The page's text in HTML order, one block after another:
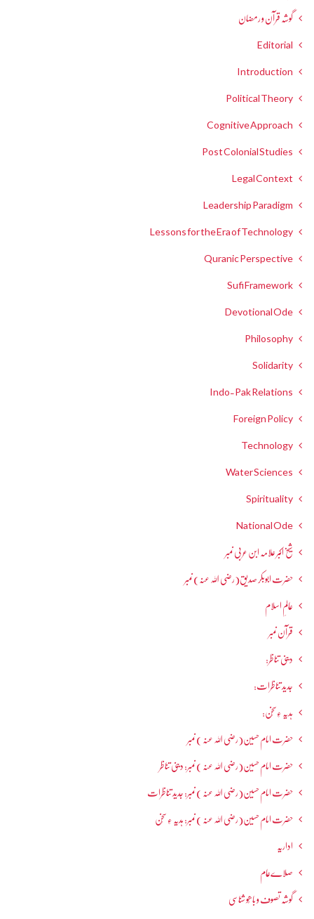
گوشہ قرآن و رمضان
Editorial
Introduction
Political Theory
Cognitive Approach
Post Colonial Studies
Legal Context
Leadership Paradigm
Lessons for the Era of Technology
Quranic Perspective
Sufi Framework
Devotional Ode
Philosophy
Solidarity
Indo-Pak Relations
Foreign Policy
Technology
Water Sciences
Spirituality
National Ode
شیخ اکبر علامہ ابن عربی نمبر
حضرت ابوبکر صدیق(رضی اللہ عنہ) نمبر
عالمِ اسلام
قرآن نمبر
دینی تناظر:
جدید تناظرات:
ہدیہ ءِسُخن:
حضرت امام حسین(رضی اللہ عنہ ) نمبر
حضرت امام حسین(رضی اللہ عنہ ) نمبر: دینی تناظر
حضرت امام حسین(رضی اللہ عنہ ) نمبر: جدید تناظرات
حضرت امام حسین(رضی اللہ عنہ ) نمبر: ہدیہ ءِ سُخن
اداریہ
صلاےعام
گوشہ تصوف و باھُو شناسی